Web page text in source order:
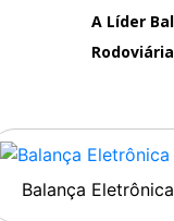
A Líder
Balança